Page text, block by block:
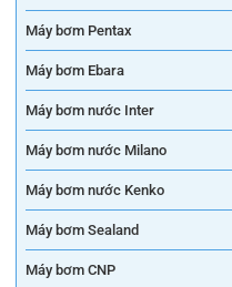
Máy bơm Pentax
Máy bơm Ebara
Máy bơm nước Inter
Máy bơm nước Milano
Máy bơm nước Kenko
Máy bơm Sealand
Máy bơm CNP